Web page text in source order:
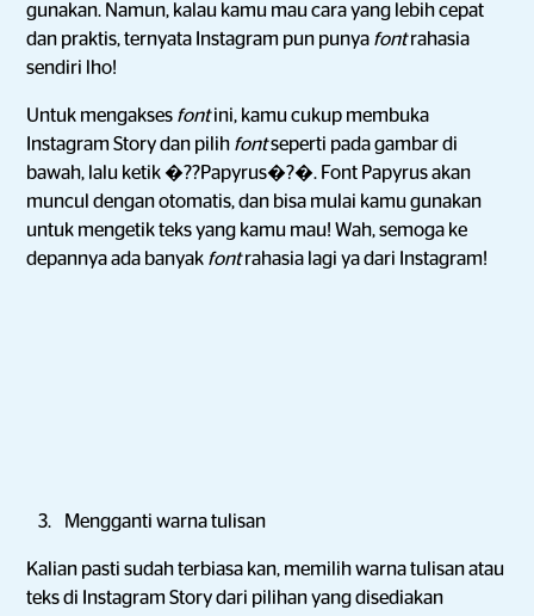
gunakan. Namun, kalau kamu mau cara yang lebih cepat
dan praktis, ternyata Instagram pun punya fontrahasia
sendiri lho!
Untuk mengakses fontini, kamu cukup membuka
Instagram Story dan pilih fontseperti pada gambar di
bawah, lalu ketik �??Papyrus�?�. Font Papyrus akan
muncul dengan otomatis, dan bisa mulai kamu gunakan
untuk mengetik teks yang kamu mau! Wah, semoga ke
depannya ada banyak fontrahasia lagi ya dari Instagram!
Mengganti warna tulisan
Kalian pasti sudah terbiasa kan, memilih warna tulisan atau
teks di Instagram Story dari pilihan yang disediakan